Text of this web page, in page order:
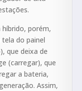
porém,
do painel
que deixa de
(carregar), que
a bateria,
Assim,